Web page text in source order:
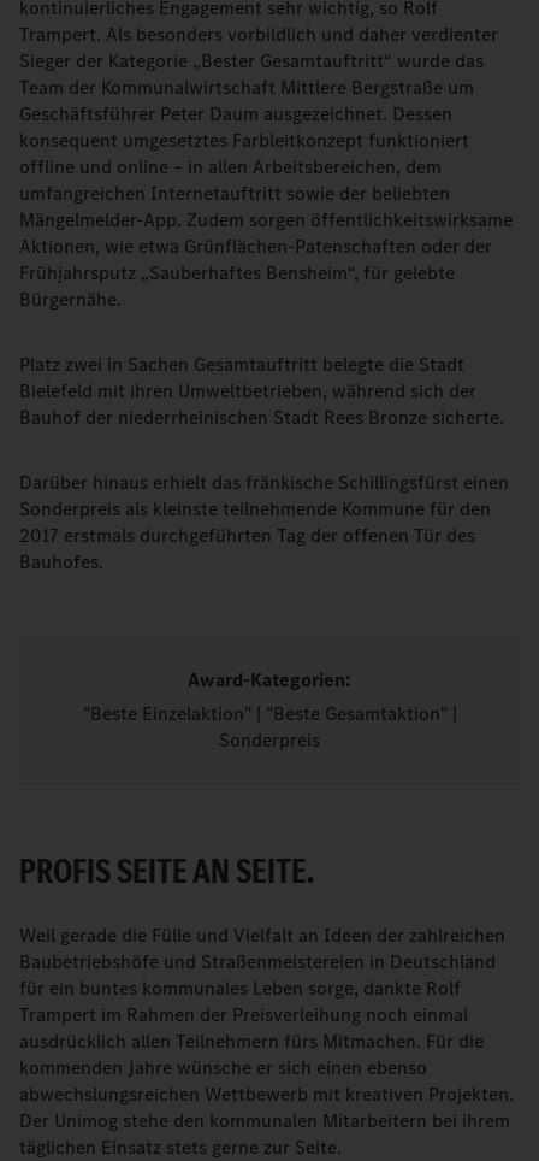
kontinuierliches Engagement sehr wichtig, so Rolf
Trampert. Als besonders vorbildlich und daher verdienter
Sieger der Kategorie „Bester Gesamtauftritt“ wurde das
Team der Kommunalwirtschaft Mittlere Bergstraße um
Geschäftsführer Peter Daum ausgezeichnet. Dessen
konsequent umgesetztes Farbleitkonzept funktioniert
offline und online – in allen Arbeitsbereichen, dem
umfangreichen Internetauftritt sowie der beliebten
Mängelmelder-App. Zudem sorgen öffentlichkeitswirksame
Aktionen, wie etwa Grünflächen‐Patenschaften oder der
Frühjahrsputz „Sauberhaftes Bensheim“, für gelebte
Bürgernähe.
Platz zwei in Sachen Gesamtauftritt belegte die Stadt
Bielefeld mit ihren Umweltbetrieben, während sich der
Bauhof der niederrheinischen Stadt Rees Bronze sicherte.
Darüber hinaus erhielt das fränkische Schillingsfürst einen
Sonderpreis als kleinste teilnehmende Kommune für den
2017 erstmals durchgeführten Tag der offenen Tür des
Bauhofes.
Award-Kategorien:
"Beste Einzelaktion" | "Beste Gesamtaktion" |
Sonderpreis
PROFIS SEITE AN SEITE.
Weil gerade die Fülle und Vielfalt an Ideen der zahlreichen
Baubetriebshöfe und Straßenmeistereien in Deutschland
für ein buntes kommunales Leben sorge, dankte Rolf
Trampert im Rahmen der Preisverleihung noch einmal
ausdrücklich allen Teilnehmern fürs Mitmachen. Für die
kommenden Jahre wünsche er sich einen ebenso
abwechslungsreichen Wettbewerb mit kreativen Projekten.
Der Unimog stehe den kommunalen Mitarbeitern bei ihrem
täglichen Einsatz stets gerne zur Seite.